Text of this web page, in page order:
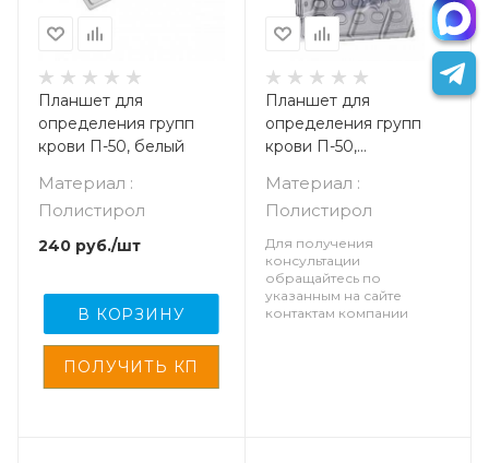
Планшет для
определения групп
крови П-50, белый
Материал :
Полистирол
240 руб./шт
В КОРЗИНУ
Планшет для
определения групп
крови П-50,
Материал :
Полистирол
Для получения
консультации
обращайтесь по
указанным на сайте
контактам компании